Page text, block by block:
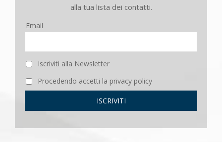
alla tua lista dei contatti.
Email
Iscriviti alla Newsletter
Procedendo accetti la privacy policy